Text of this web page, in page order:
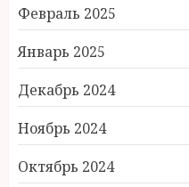
Февраль 2025
Январь 2025
Декабрь 2024
Ноябрь 2024
Октябрь 2024